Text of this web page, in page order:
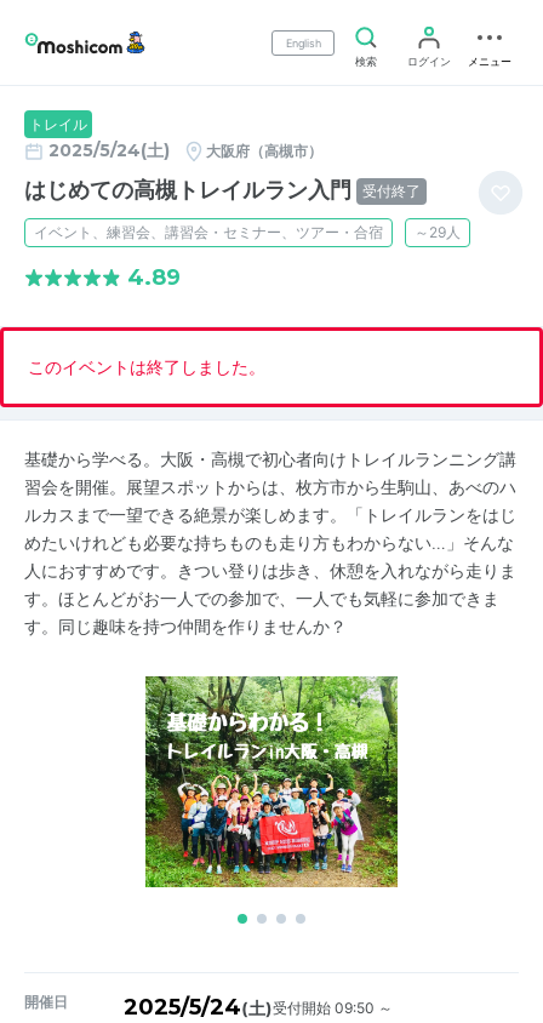
English
検索
ログイン メニュー
トレイル
2025/5/24(土) 大阪府（高槻市）
はじめての高槻トレイルラン入門 受付終了
イベント、練習会、講習会・セミナー、ツアー・合宿 ～29人
4.89
このイベントは終了しました。
基礎から学べる。大阪・高槻で初心者向けトレイルランニング講
習会を開催。展望スポットからは、枚方市から生駒山、あべのハ
ルカスまで一望できる絶景が楽しめます。「トレイルランをはじ
めたいけれども必要な持ちものも走り方もわからない…」そんな
人におすすめです。きつい登りは歩き、休憩を入れながら走りま
す。ほとんどがお一人での参加で、一人でも気軽に参加できま
す。同じ趣味を持つ仲間を作りませんか？
開催日 2025/5/24(土)受付開始 09:50 ～